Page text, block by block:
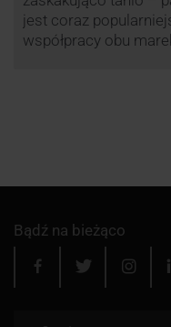
jest coraz
współpracy obu
Bądź na bieżąco